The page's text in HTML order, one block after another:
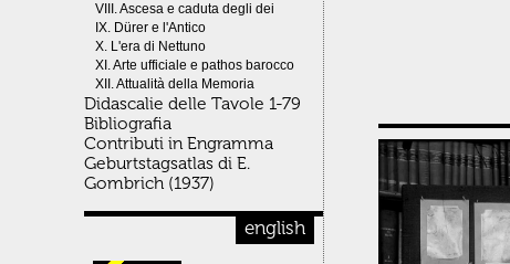
VIII. Ascesa e caduta degli dei
IX. Dürer e l'Antico
X. L'era di Nettuno
XI. Arte ufficiale e pathos barocco
XII. Attualità della Memoria
Didascalie delle Tavole 1-79
Bibliografia
Contributi in Engramma
Geburtstagsatlas di E.
Gombrich (1937)
english